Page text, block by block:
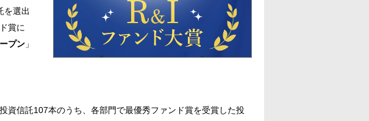
を選出
賞に
プン 」
資信託107本のうち、各部門で最優秀ファンド賞を受賞した投